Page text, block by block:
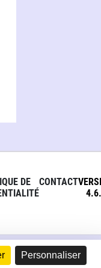
Personnaliser
DE
CONTACT